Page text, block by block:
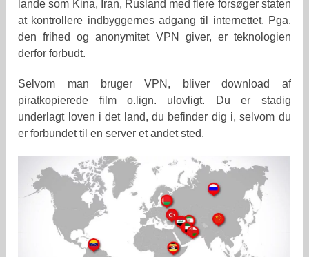
lande som Kina, Iran, Rusland med flere forsøger staten
at kontrollere indbyggernes adgang til internettet. Pga.
den frihed og anonymitet VPN giver, er teknologien
derfor forbudt.
Selvom man bruger VPN, bliver download af
piratkopierede film o.lign. ulovligt. Du er stadig
underlagt loven i det land, du befinder dig i, selvom du
er forbundet til en server et andet sted.